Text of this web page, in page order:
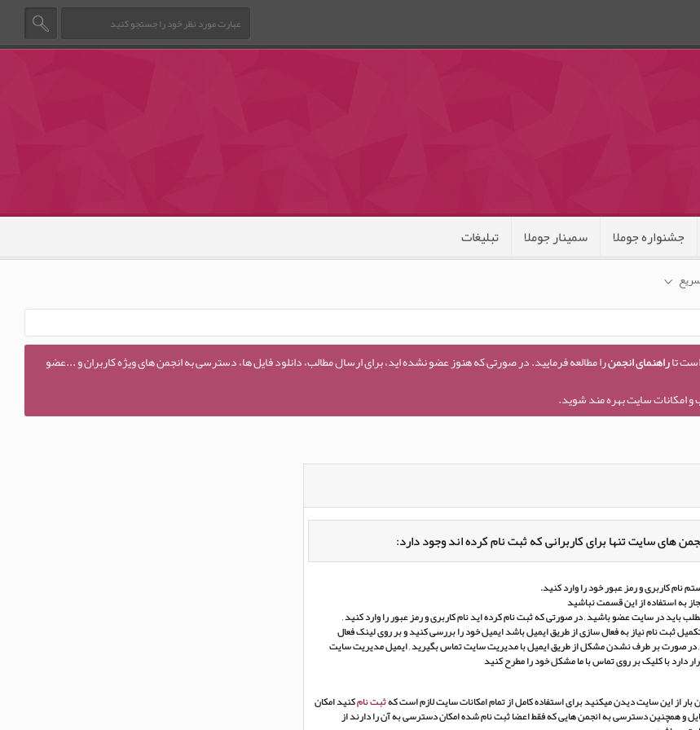
جشنواره جوملا سمینار جوملا تبلیغات
تاراهنمای انجمنرا مطالعه فرمایید. در صورتی که هنوز عضو نشده اید، برای ارسال مطالب، دانلود فایل ها، دسترسی به انجمن های ویژه کاربران و ...عضو
و امکانات سایت بهره مند شوید.
های سایت تنها برای کاربرانی که ثبت نام کرده اند وجود دارد:
نام کاربری و رمز عبور خود را وارد کنید.
به استفاده از این قسمت نباشید
باید در سایت عضو باشید , در صورتی که ثبت نام کرده اید نام کاربری و رمز عبور را وارد کنید ,
ثبت نام نیاز به فعال سازی از طریق ایمیل باشد ایمیل خود را بررسی کنید و بر روی لینک فعال
در صورت بر طرف نشدن مشکل از طریق ایمیل با مدیریت سایت تماس بگیرید , ایمیل مدیریت سایت
دارد با کلیک بر روی تماس با ما مشکل خود را مطرح کنید
بار از این سایت دیدن میکنید برای استفاده کامل از تمام امکانات سایت لازم است کهثبت نامکنید امکان
و همچنین دسترسی به انجمن هایی که فقط اعضا ثبت نام شده امکان دسترسی به آن را دارند از